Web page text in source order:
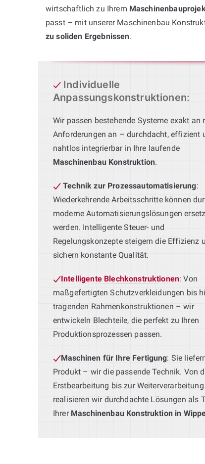
wirtschaftlich zu Ihrem
passt – mit unserer Maschinenbau
zu soliden Ergebnissen.
Individuelle
Anpassungskonstruktionen:
Wir passen bestehende Systeme exakt an
Anforderungen an – durchdacht, effizient
nahtlos integrierbar in Ihre laufende
Maschinenbau Konstruktion.
Technik zur Prozessautomatisierung:
Wiederkehrende Arbeitsschritte können
moderne Automatisierungslösungen
werden. Intelligente Steuer- und
Regelungskonzepte steigern die Effizienz
sichern konstante Qualität.
Intelligente Blechkonstruktionen: Von
maßgefertigten Schutzverkleidungen bis
tragenden Rahmenkonstruktionen – wir
entwickeln Blechteile, die perfekt zu Ihren
Produktionsprozessen passen.
Maschinen für Ihre Fertigung: Sie
Produkt – wir die passende Technik. Von
Erstbearbeitung bis zur Weiterverarbeitung
realisieren wir durchdachte Lösungen als
Ihrer Maschinenbau Konstruktion in